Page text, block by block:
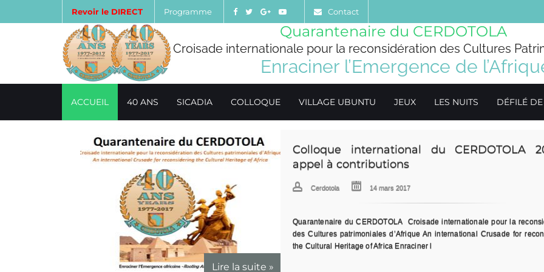
Revoir le DIRECT Programme Contact
Quarantenaire du CERDOTOLA
Croisade internationale pour la reconsidération des Cultures
Enraciner l’Emergence de
ACCUEIL 40 ANS SICADIA COLLOQUE VILLAGE UBUNTU JEUX LES NUITS DÉFILÉ
Colloque international du CERDOTOLA
appel à contributions
Cerdotola 14 mars 2017
Quarantenaire du CERDOTOLA Croisade internationale pour la
des Cultures patrimoniales d’Afrique An international Crusade for
the Cultural Heritage of Africa Enraciner l
Le village Ubuntu en image
jadis fait et s'apprete à refaire dans les arts et les sciences. Village